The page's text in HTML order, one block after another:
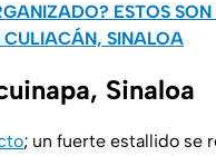
ESTOS SON
CULIACÁN, SINALOA
Sinaloa
; un fuerte estallido se